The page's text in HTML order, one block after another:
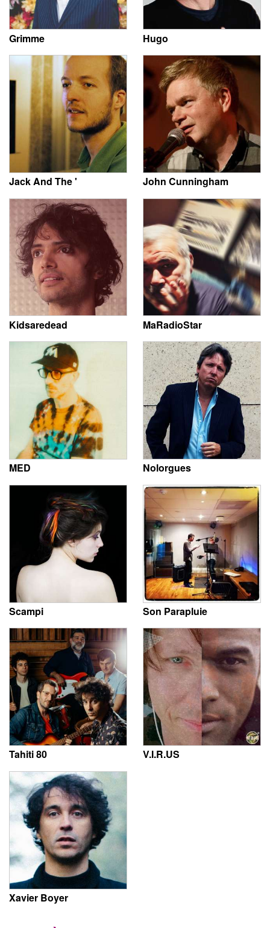
Grimme Hugo
Jack And The ' John Cunningham
Kidsaredead MaRadioStar
MED Nolorgues
Scampi Son Parapluie
Tahiti 80 V.I.R.US
Xavier Boyer